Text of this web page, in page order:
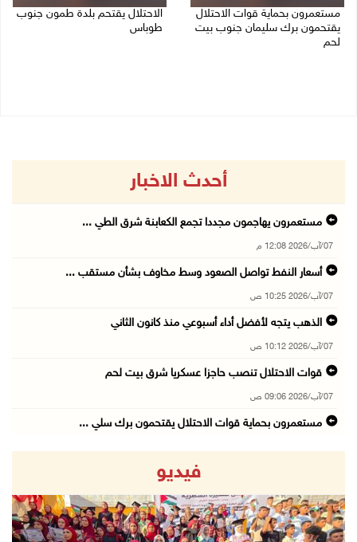
مستعمرون بحماية قوات الاحتلال
يقتحمون برك سليمان جنوب بيت
لحم
الاحتلال يقتحم بلدة طمون جنوب
طوباس
أحدث الاخبار
مستعمرون يهاجمون مجددا تجمع الكعابنة شرق الطي ...
07/آب/2026 12:08 م
أسعار النفط تواصل الصعود وسط مخاوف بشأن مستقب ...
07/آب/2026 10:25 ص
الذهب يتجه لأفضل أداء أسبوعي منذ كانون الثاني
07/آب/2026 10:12 ص
قوات الاحتلال تنصب حاجزا عسكريا شرق بيت لحم
07/آب/2026 09:06 ص
مستعمرون بحماية قوات الاحتلال يقتحمون برك سلي ...
الاحتلال يقتحم بلدة طمون جنوب طوباس
07/آب/2026 08:24 ص
محافظة القدس: انسحاب قوات الاحتلال من مخيم قل ...
فيديو